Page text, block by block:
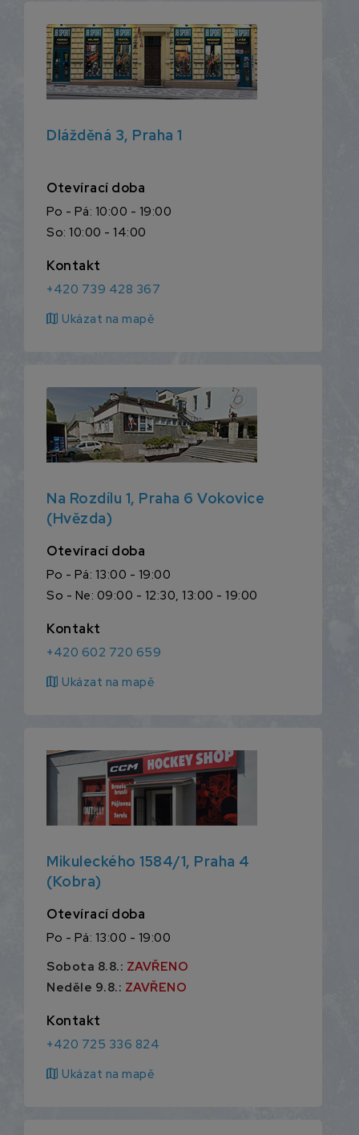
Dlážděná 3, Praha 1
Otevírací doba
Po - Pá: 10:00 - 19:00
So: 10:00 - 14:00
Kontakt
+420 739 428 367
map Ukázat na mapě
Na Rozdílu 1, Praha 6 Vokovice
(Hvězda)
Otevírací doba
Po - Pá: 13:00 - 19:00
So - Ne: 09:00 - 12:30, 13:00 - 19:00
Kontakt
+420 602 720 659
map Ukázat na mapě
Mikuleckého 1584/1, Praha 4
(Kobra)
Otevírací doba
Po - Pá: 13:00 - 19:00
Sobota 8.8.: ZAVŘENO
Neděle 9.8.: ZAVŘENO
Kontakt
+420 725 336 824
map Ukázat na mapě